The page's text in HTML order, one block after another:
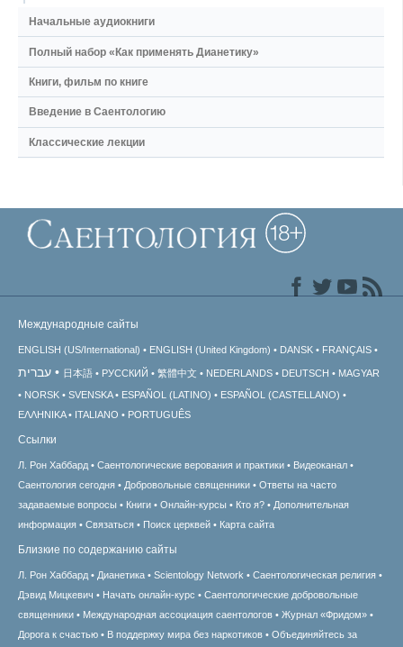
Начальные аудиокниги
Полный набор «Как применять Дианетику»
Книги, фильм по книге
Введение в Саентологию
Классические лекции
Международные сайты
ENGLISH (US/International) ENGLISH (United Kingdom) DANSK FRANÇAIS
עברית 日本語 РУССКИЙ 繁體中文 NEDERLANDS DEUTSCH
MAGYAR
NORSK
SVENSKA ESPAÑOL (LATINO)
ESPAÑOL (CASTELLANO)
ΕΛΛΗΝΙΚA
ITALIANO PORTUGUÊS
Ссылки
Л. Рон Хаббард Саентологические верования и практики
Видеоканал
Саентология сегодня
Добровольные священники
Ответы на часто
задаваемые вопросы
Книги Онлайн-курсы Кто я?
Дополнительная
информация
Связаться Поиск церквей Карта сайта
Близкие по содержанию сайты
Л. Рон Хаббард Дианетика Scientology Network
Саентологическая религия
Дэвид Мицкевич
Начать онлайн-курс
Саентологические добровольные
священники
Международная ассоциация саентологов
Журнал «Фридом»
Дорога к счастью
В поддержку мира без наркотиков Объединяйтесь за